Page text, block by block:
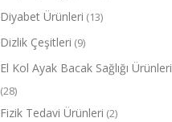
Diyabet Ürünleri (13)
Dizlik Çeşitleri (9)
El Kol Ayak Bacak Sağlığı Ürünleri
(28)
Fizik Tedavi Ürünleri (2)